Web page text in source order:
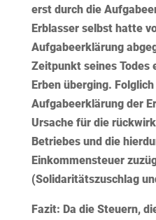
erst durch die
Erblasser selbst hatte
Aufgabeerklärung
Zeitpunkt seines Todes
Erben überging.
Aufgabeerklärung der
Ursache für die
Betriebes und die
Einkommensteuer
(Solidaritätszuschlag
Fazit: Da die Steuern,